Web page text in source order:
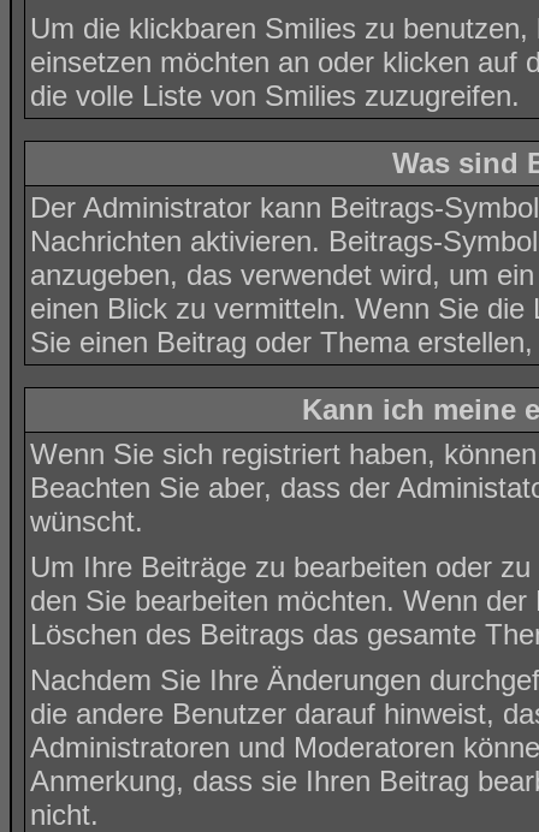
Um die klickbaren Smilies zu
einsetzen möchten an oder klicken auf
die volle Liste von Smilies zuzugreifen.
Was sind
Der Administrator kann Beitrags-
Nachrichten aktivieren. Beitrags-
anzugeben, das verwendet wird, um
einen Blick zu vermitteln. Wenn Sie
Sie einen Beitrag oder Thema
Kann ich meine
Wenn Sie sich registriert haben,
Beachten Sie aber, dass der
wünscht.
Um Ihre Beiträge zu bearbeiten oder
den Sie bearbeiten möchten. Wenn
Löschen des Beitrags das gesamte
Nachdem Sie Ihre Änderungen
die andere Benutzer darauf hinweist,
Administratoren und Moderatoren
Anmerkung, dass sie Ihren Beitrag
nicht.